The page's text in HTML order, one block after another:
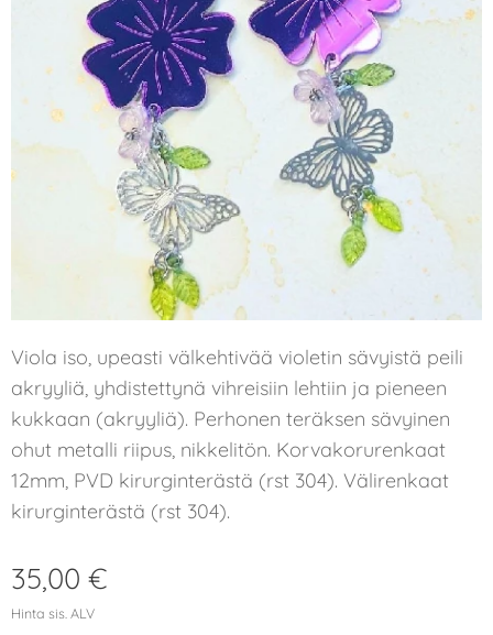
Viola iso, upeasti välkehtivää violetin sävyistä peili
akryyliä, yhdistettynä vihreisiin lehtiin ja pieneen
kukkaan (akryyliä). Perhonen teräksen sävyinen
ohut metalli riipus, nikkelitön. Korvakorurenkaat
12mm, PVD kirurginterästä (rst 304). Välirenkaat
kirurginterästä (rst 304).
35,00 €
Hinta sis. ALV